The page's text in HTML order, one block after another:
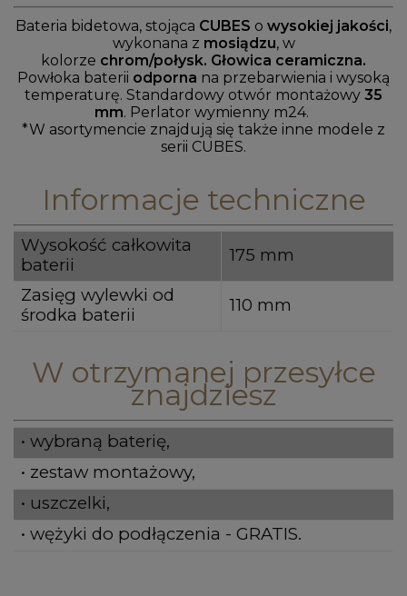
Bateria bidetowa, stojąca CUBES o wysokiej jakości,
wykonana z mosiądzu, w
kolorze chrom/połysk. Głowica ceramiczna.
Powłoka baterii odporna na przebarwienia i wysoką
temperaturę. Standardowy otwór montażowy 35
mm. Perlator wymienny m24.
*W asortymencie znajdują się także inne modele z
serii CUBES.
Informacje techniczne
Wysokość całkowita
baterii
175 mm
Zasięg wylewki od
środka baterii
110 mm
W otrzymanej przesyłce
znajdziesz
• wybraną baterię,
• zestaw montażowy,
• uszczelki,
• wężyki do podłączenia - GRATIS.